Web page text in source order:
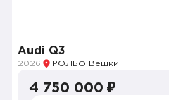
Audi Q3
2026 РОЛЬФ Вешки
4 750 000 ₽